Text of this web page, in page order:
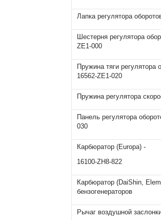
Лапка регулятора
Шестерня регулятора
ZE1-000
Пружина тяги регулятора
16562-ZE1-020
Пружина регулятора
Панель регулятора
030
Карбюратор (Europa) -
16100-ZH8-822
Карбюратор (DaiShin,
бензогенераторов
Рычаг воздушной